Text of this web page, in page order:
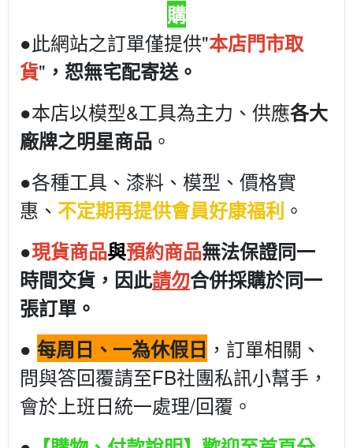
購
●此網站之訂單僅提供"本店門市取
貨" ，恕無宅配寄送。
●本店以模型&工具為主力、供應各大
廠牌之明星商品 。
●各種工具、漆料、模型、價格實
惠、 不定期再提供會員好康福利 。
●現貨商品與預約商品無法保證同一
時間交貨，因此請勿合併採購於同一
張訂單。
● 每周日、一為休假日 ，訂單相關、
問與答回覆請至FB社團私訊小幫手，
會於上班日統一處理/回覆。